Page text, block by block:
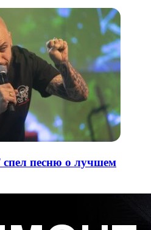
песню о лучшем